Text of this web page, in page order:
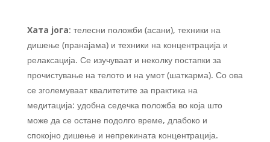
Хата јога: телесни положби (асани), техники на
дишење (пранајама) и техники на концентрација и
релаксација. Се изучуваат и неколку постапки за
прочистување на телото и на умот (шаткарма). Со ова
се зголемуваат квалитетите за практика на
медитација: удобна седечка положба во која што
може да се остане подолго време, длабоко и
спокојно дишење и непрекината концентрација.